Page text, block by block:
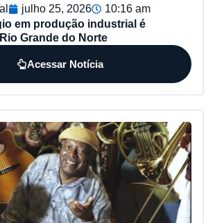
julho 25, 2026
10:16 am
em produção industrial é
Grande do Norte
Acessar Notícia